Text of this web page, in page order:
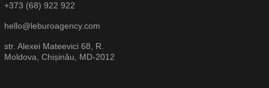
+373 (68) 922 922
hello@leburoagency.com
str. Alexei Mateevici 68, R.
Moldova, Chișinău, MD-2012